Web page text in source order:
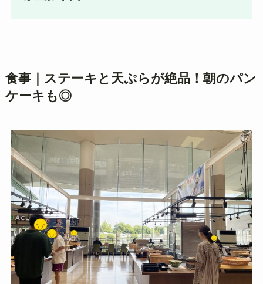
食事｜ステーキと天ぷらが絶品！朝のパン
ケーキも◎